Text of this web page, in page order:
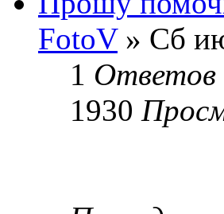
FotoV» Сб
1 Ответов
1930